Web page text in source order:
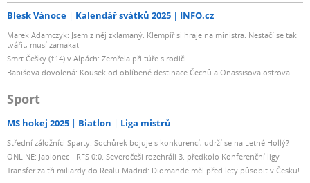
Blesk Vánoce Kalendář svátků 2025 INFO.cz
Marek Adamczyk: Jsem z něj zklamaný. Klempíř si hraje na ministra. Nestačí se tak
tvářit, musí zamakat
Smrt Češky (†14) v Alpách: Zemřela při túře s rodiči
Babišova dovolená: Kousek od oblíbené destinace Čechů a Onassisova ostrova
Sport
MS hokej 2025 Biatlon Liga mistrů
Střední záložníci Sparty: Sochůrek bojuje s konkurencí, udrží se na Letné Hollý?
ONLINE: Jablonec - RFS 0:0. Severočeši rozehráli 3. předkolo Konferenční ligy
Transfer za tři miliardy do Realu Madrid: Diomande měl před lety působit v Česku!